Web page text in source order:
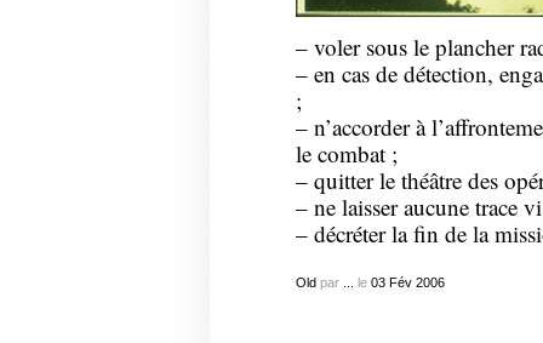
– voler sous le plancher
– en cas de détection,
;
– n’accorder à
le combat ;
– quitter le théâtre des
– ne laisser aucune trace
– décréter la fin de la
Oldpar le 03 Fév 2006